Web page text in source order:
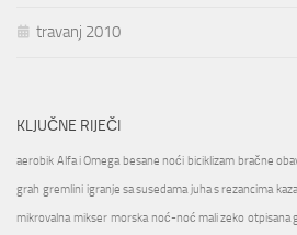
travanj 2010
KLJUČNE RIJEČI
aerobik Alfa i Omega besane noći biciklizam bračne
grah gremlini igranje sa susedama juha s rezancima
mikrovalna mikser morska noć-noć mali zeko otpisana